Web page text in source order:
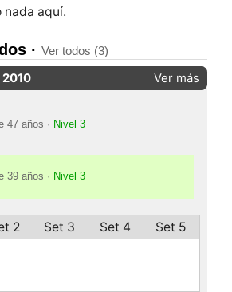
nada aquí.
·Ver todos (3)
2010 Ver más
47 años · Nivel 3
39 años · Nivel 3
2 Set 3 Set 4 Set 5